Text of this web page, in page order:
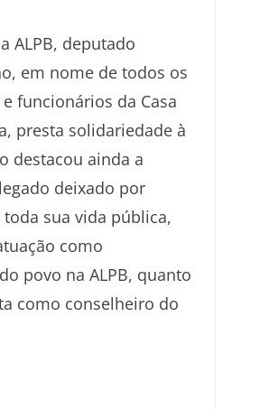
ALPB, deputado
em nome de todos os
funcionários da Casa
presta solidariedade à
destacou ainda a
deixado por
sua vida pública,
como
povo na ALPB, quanto
como conselheiro do